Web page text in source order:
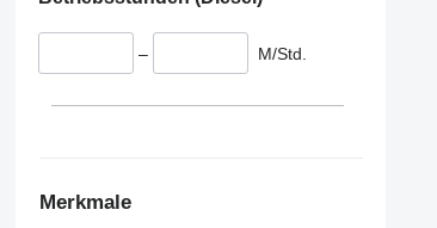
– M/Std.
Merkmale